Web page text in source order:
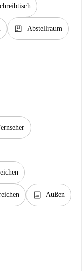
package Abstellraum
image Außen